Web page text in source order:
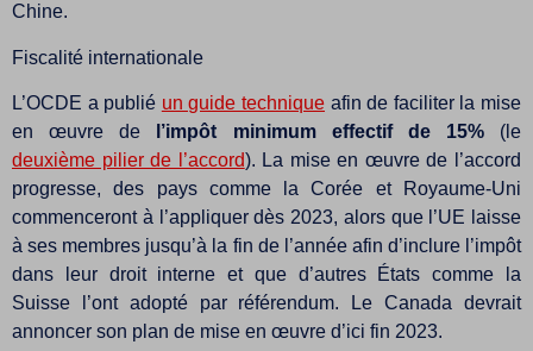
Chine.
Fiscalité internationale
L’OCDE a publié un guide technique afin de faciliter la mise
en œuvre de
l’impôt minimum effectif de 15% (le
deuxième pilier de l’accord). La mise en œuvre de l’accord
progresse, des pays comme la Corée et Royaume-Uni
commenceront à l’appliquer dès 2023, alors que l’UE laisse
à ses membres jusqu’à la fin de l’année afin d’inclure l’impôt
dans leur droit interne et que d’autres États comme la
Suisse l’ont adopté par référendum. Le Canada devrait
annoncer son plan de mise en œuvre d’ici fin 2023.